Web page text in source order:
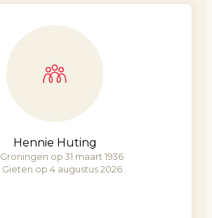
Hennie Huting
Groningen op 31 maart 1936
Gieten op 4 augustus 2026